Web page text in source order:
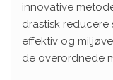
innovative
drastisk
effektiv og
de overordnede